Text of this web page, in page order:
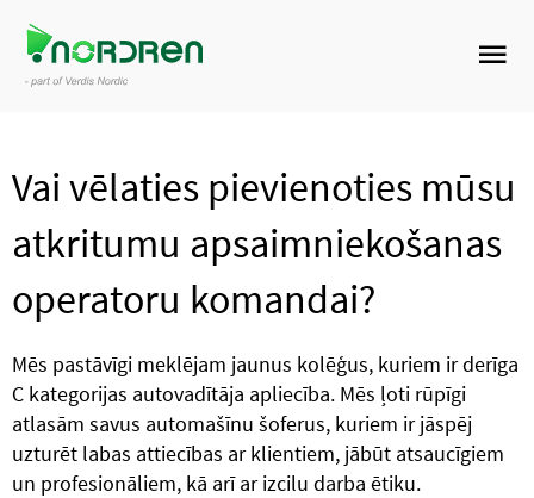
Vai vēlaties pievienoties mūsu
atkritumu apsaimniekošanas
operatoru komandai?
Mēs pastāvīgi meklējam jaunus kolēģus, kuriem ir derīga
C kategorijas autovadītāja apliecība. Mēs ļoti rūpīgi
atlasām savus automašīnu šoferus, kuriem ir jāspēj
uzturēt labas attiecības ar klientiem, jābūt atsaucīgiem
un profesionāliem, kā arī ar izcilu darba ētiku.